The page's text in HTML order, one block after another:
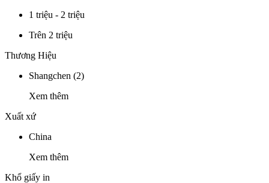
1 triệu - 2 triệu
Trên 2 triệu
Thương Hiệu
Shangchen (2)
Xem thêm
Xuất xứ
China
Xem thêm
Khổ giấy in